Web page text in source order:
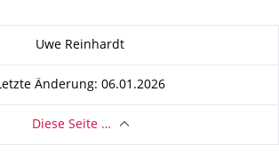
Uwe Reinhardt
Letzte Änderung: 06.01.2026
Diese Seite …